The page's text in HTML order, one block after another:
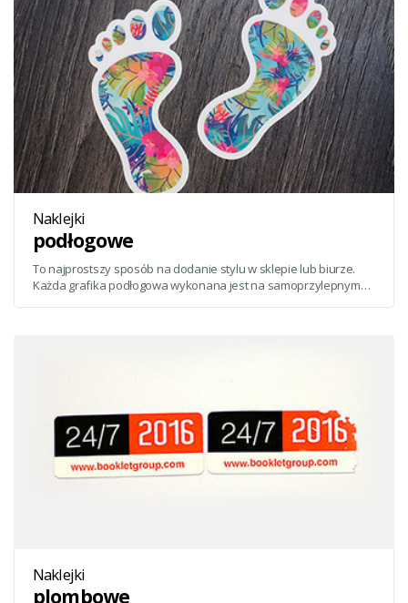
Naklejki
podłogowe
To najprostszy sposób na dodanie stylu w sklepie lub biurze.
Każda grafika podłogowa wykonana jest na samoprzylepnym
Naklejki
plombowe